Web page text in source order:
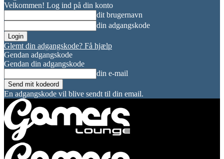
Velkommen! Log ind på din konto
dit brugernavn
din adgangskode
Glemt din adgangskode? Få hjælp
Gendan adgangskode
Gendan din adgangskode
din e-mail
En adgangskode vil blive sendt til din email.